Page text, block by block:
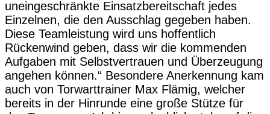
uneingeschränkte Einsatzbereitschaft jedes
Einzelnen, die den Ausschlag gegeben haben.
Diese Teamleistung wird uns hoffentlich
Rückenwind geben, dass wir die kommenden
Aufgaben mit Selbstvertrauen und Überzeugung
angehen können.“ Besondere Anerkennung kam
auch von Torwarttrainer Max Flämig, welcher
bereits in der Hinrunde eine große Stütze für